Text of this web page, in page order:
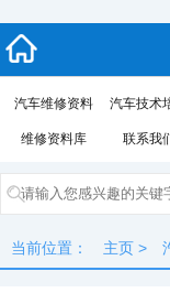
汽车维修资料 汽车技术
维修资料库 联系我
当前位置： 主页 >